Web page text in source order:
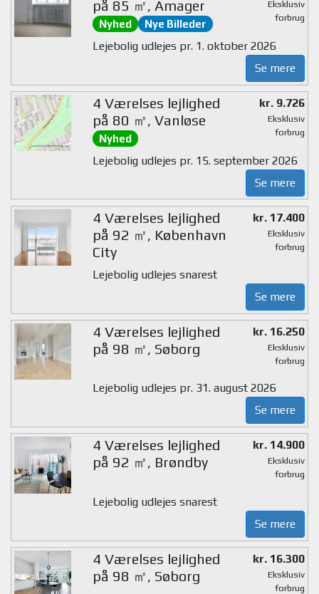
på 85 ㎡, Amager
Nyhed Nye Billeder
Eksklusiv
forbrug
Lejebolig udlejes pr. 1. oktober 2026
Se mere
4 Værelses lejlighed
på 80 ㎡, Vanløse
Nyhed
kr. 9.726
Eksklusiv
forbrug
Lejebolig udlejes pr. 15. september 2026
Se mere
4 Værelses lejlighed
på 92 ㎡, København
City
kr. 17.400
Eksklusiv
forbrug
Lejebolig udlejes snarest
Se mere
4 Værelses lejlighed
på 98 ㎡, Søborg
kr. 16.250
Eksklusiv
forbrug
Lejebolig udlejes pr. 31. august 2026
Se mere
4 Værelses lejlighed
på 92 ㎡, Brøndby
kr. 14.900
Eksklusiv
forbrug
Lejebolig udlejes snarest
Se mere
4 Værelses lejlighed
på 98 ㎡, Søborg
kr. 16.300
Eksklusiv
forbrug